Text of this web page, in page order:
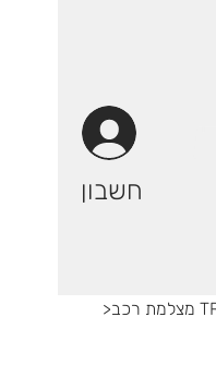
חשבון
>